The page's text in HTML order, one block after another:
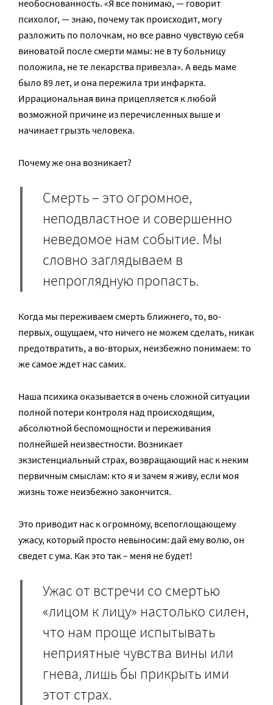
необоснованность. «Я все понимаю, — говорит
психолог, — знаю, почему так происходит, могу
разложить по полочкам, но все равно чувствую себя
виноватой после смерти мамы: не в ту больницу
положила, не те лекарства привезла». А ведь маме
было 89 лет, и она пережила три инфаркта.
Иррациональная вина прицепляется к любой
возможной причине из перечисленных выше и
начинает грызть человека.
Почему же она возникает?
Смерть – это огромное,
неподвластное и совершенно
неведомое нам событие. Мы
словно заглядываем в
непроглядную пропасть.
Когда мы переживаем смерть ближнего, то, во-
первых, ощущаем, что ничего не можем сделать, никак
предотвратить, а во-вторых, неизбежно понимаем: то
же самое ждет нас самих.
Наша психика оказывается в очень сложной ситуации
полной потери контроля над происходящим,
абсолютной беспомощности и переживания
полнейшей неизвестности. Возникает
экзистенциальный страх, возвращающий нас к неким
первичным смыслам: кто я и зачем я живу, если моя
жизнь тоже неизбежно закончится.
Это приводит нас к огромному, всепоглощающему
ужасу, который просто невыносим: дай ему волю, он
сведет с ума. Как это так – меня не будет!
Ужас от встречи со смертью
«лицом к лицу» настолько силен,
что нам проще испытывать
неприятные чувства вины или
гнева, лишь бы прикрыть ими
этот страх.